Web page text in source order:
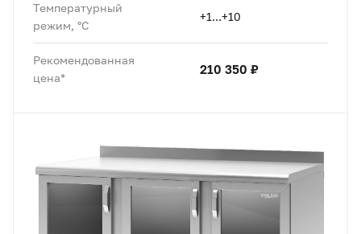
Температурный
режим, °C
+1...+10
Рекомендованная
цена*
210 350 ₽